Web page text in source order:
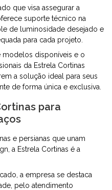
que visa assegurar a
suporte técnico na
de luminosidade desejado e
para cada projeto.
modelos disponíveis e o
da Estrela Cortinas
a solução ideal para seus
de forma única e exclusiva.
para
e persianas que unam
a Estrela Cortinas é a
a empresa se destaca
pelo atendimento